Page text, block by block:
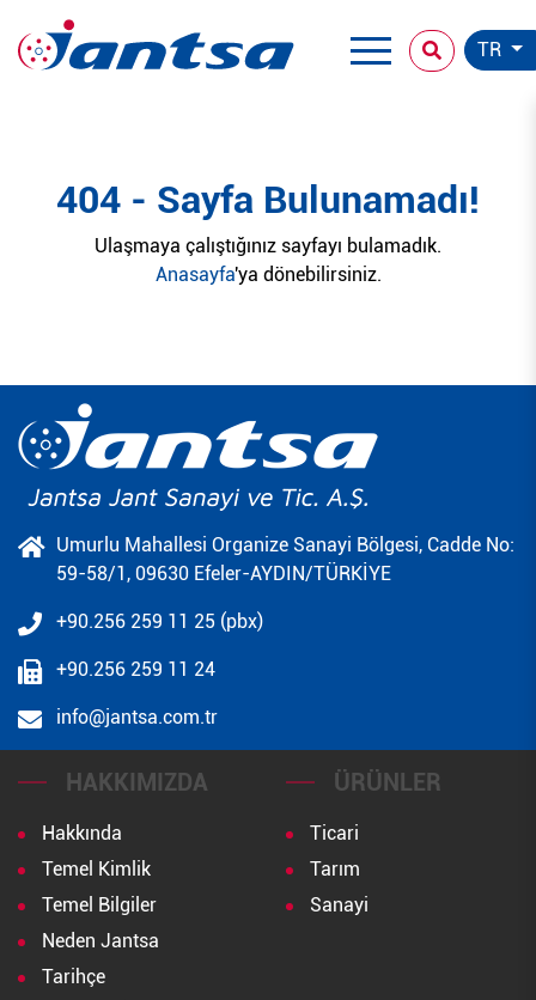
TR
404 - Sayfa Bulunamadı!
Ulaşmaya çalıştığınız sayfayı bulamadık.
Anasayfa'ya dönebilirsiniz.
Umurlu Mahallesi Organize Sanayi Bölgesi, Cadde No:
59-58/1, 09630 Efeler-AYDIN/TÜRKİYE
+90.256 259 11 25 (pbx)
+90.256 259 11 24
info@jantsa.com.tr
HAKKIMIZDA
Hakkında
Temel Kimlik
Temel Bilgiler
Neden Jantsa
Tarihçe
ÜRÜNLER
Ticari
Tarım
Sanayi